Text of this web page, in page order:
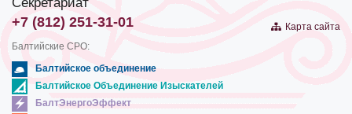
+7 (812) 251-31-01
Карта сайта
Балтийские СРО:
Балтийское объединение
Балтийское Объединение Изыскателей
БалтЭнергоЭффект